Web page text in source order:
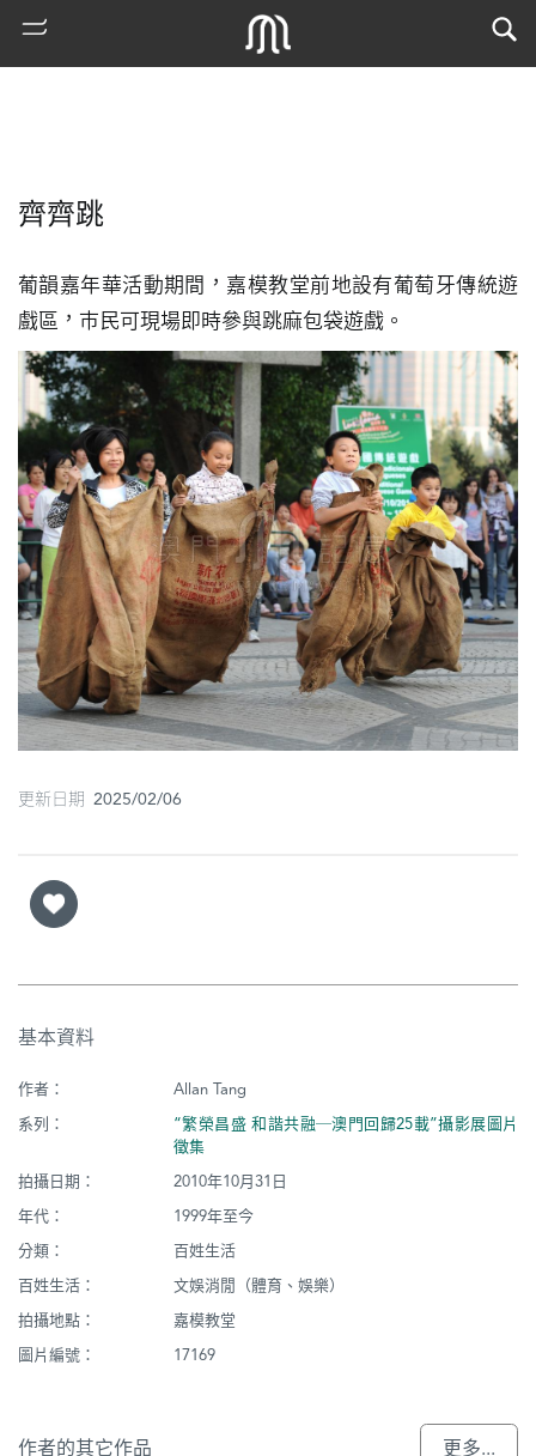
搜
索
古
地
圖
媽
閣
寺
巴
市
齊齊跳
葡韻嘉年華活動期間，嘉模教堂前地設有葡萄牙傳統遊
戲區，巿民可現場即時參與跳麻包袋遊戲。
更新日期 2025/02/06
基本資料
作者：
Allan Tang
系列：
“繁榮昌盛 和諧共融─澳門回歸25載”攝影展圖片
徵集
拍攝日期：
2010年10月31日
年代：
1999年至今
分類：
百姓生活
百姓生活：
文娛消閒（體育、娛樂）
拍攝地點：
嘉模教堂
圖片編號：
17169
作者的其它作品 更多...